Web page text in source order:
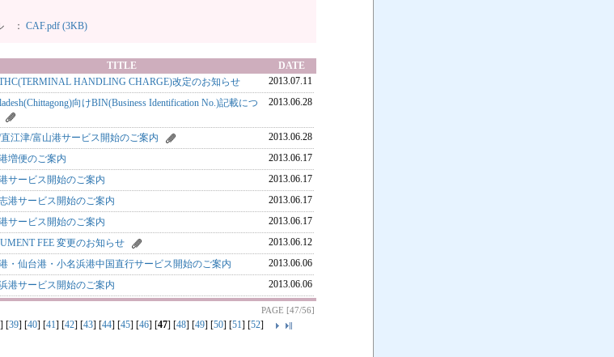
： CAF.pdf (3KB)
TITLE
DATE
HANDLING CHARGE)改定のお知らせ
2013.07.11
向けBIN(Business Identification No.)記載につ
2013.06.28
江津/富山港サービス開始のご案内
2013.06.28
増便のご案内
2013.06.17
サービス開始のご案内
2013.06.17
港サービス開始のご案内
2013.06.17
サービス開始のご案内
2013.06.17
FEE 変更のお知らせ
2013.06.12
・仙台港・小名浜港中国直行サービス開始のご案内
2013.06.06
港サービス開始のご案内 2013.06.06
PAGE [47/56]
] [39] [40] [41] [42] [43] [44] [45] [46] [47] [48] [49] [50] [51] [52]